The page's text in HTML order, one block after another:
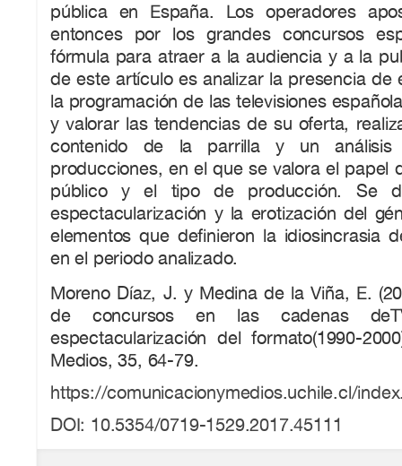
pública en España. Los operadores
entonces por los grandes concursos
fórmula para atraer a la audiencia y a la
de este artículo es analizar la presencia de
la programación de las televisiones
y valorar las tendencias de su oferta,
contenido de la parrilla y un análisis
producciones, en el que se valora el papel
público y el tipo de producción. Se
espectacularización y la erotización del
elementos que definieron la idiosincrasia
en el periodo analizado.
Moreno Díaz, J. y Medina de la Viña, E.
de concursos en las cadenas
espectacularización del formato(1990-
Medios, 35, 64-79.
https://comunicacionymedios.uchile.cl/
DOI: 10.5354/0719-1529.2017.45111